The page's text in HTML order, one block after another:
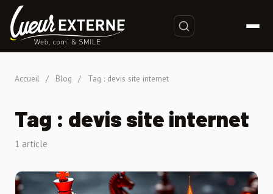
Accueil / Blog / Tag : devis site internet
Tag : devis site internet
1 article